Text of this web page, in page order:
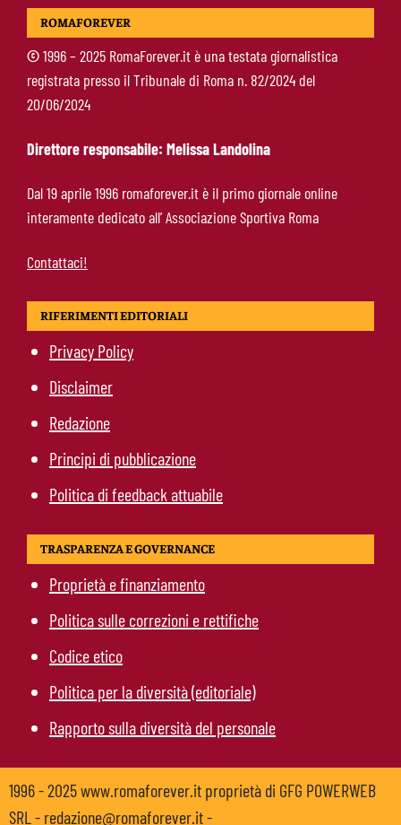
Mercato Roma, manca un solo colpo: Gasperini
Roma-Molina, il colpo di D’Amico è geniale:
qualità ed esperienza a un prezzo da
occasione
ROMAFOREVER
©1996 – 2025 RomaForever.it è una testata giornalistica
registrata presso il Tribunale di Roma n. 82/2024 del
20/06/2024
Direttore responsabile: Melissa Landolina
Dal 19 aprile 1996 romaforever.it è il primo giornale online
interamente dedicato all’ Associazione Sportiva Roma
Contattaci!
RIFERIMENTI EDITORIALI
Privacy Policy
Disclaimer
Redazione
Principi di pubblicazione
Politica di feedback attuabile
TRASPARENZA E GOVERNANCE
Proprietà e finanziamento
Politica sulle correzioni e rettifiche
Codice etico
Politica per la diversità (editoriale)
Rapporto sulla diversità del personale
1996 - 2025 www.romaforever.it proprietà di GFG POWERWEB
SRL - redazione@romaforever.it -